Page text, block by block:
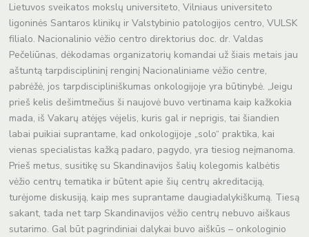
Lietuvos sveikatos mokslų universiteto, Vilniaus universiteto
ligoninės Santaros klinikų ir Valstybinio patologijos centro, VULSK
filialo. Nacionalinio vėžio centro direktorius doc. dr. Valdas
Pečeliūnas, dėkodamas organizatorių komandai už šiais metais jau
aštuntą tarpdisciplininį renginį Nacionaliniame vėžio centre,
pabrėžė, jos tarpdiscipliniškumas onkologijoje yra būtinybė. „Jeigu
prieš kelis dešimtmečius ši naujovė buvo vertinama kaip kažkokia
mada, iš Vakarų atėjęs vėjelis, kuris gal ir neprigis, tai šiandien
labai puikiai suprantame, kad onkologijoje „solo“ praktika, kai
vienas specialistas kažką padaro, pagydo, yra tiesiog neįmanoma.
Prieš metus, susitikę su Skandinavijos šalių kolegomis kalbėtis
vėžio centrų tematika ir būtent apie šių centrų akreditaciją,
turėjome diskusiją, kaip mes suprantame daugiadalykiškumą. Tiesą
sakant, tada net tarp Skandinavijos vėžio centrų nebuvo aiškaus
sutarimo. Gal būt pagrindiniai dalykai buvo aiškūs – onkologinio
temomis